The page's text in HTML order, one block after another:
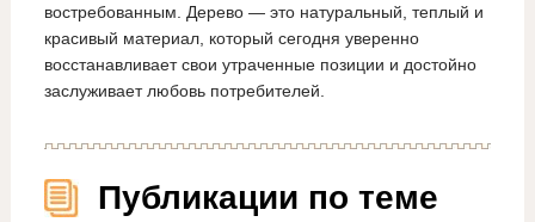
востребованным. Дерево — это натуральный, теплый и
красивый материал, который сегодня уверенно
восстанавливает свои утраченные позиции и достойно
заслуживает любовь потребителей.
Публикации по теме